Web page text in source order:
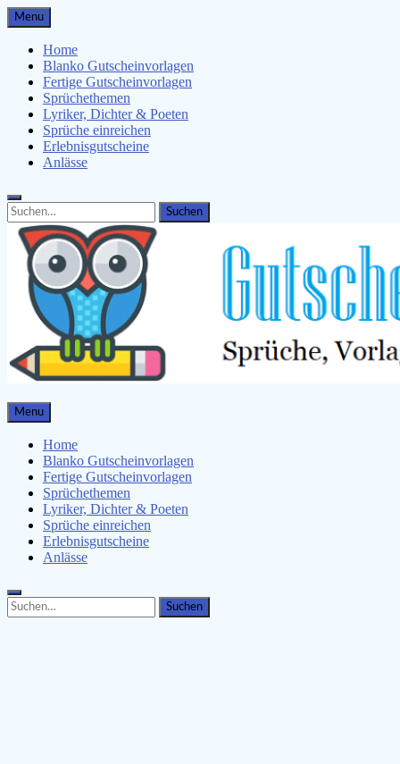
Skip
to
content
Menu
Home
Blanko Gutscheinvorlagen
Fertige Gutscheinvorlagen
Sprüchethemen
Lyriker, Dichter & Poeten
Sprüche einreichen
Erlebnisgutscheine
Anlässe
Search
for:
Search
Gutscheinspruch.de
Gutscheinsprüche & Gutscheinvorlagen finden
Menu
Home
Blanko Gutscheinvorlagen
Fertige Gutscheinvorlagen
Sprüchethemen
Lyriker, Dichter & Poeten
Sprüche einreichen
Erlebnisgutscheine
Anlässe
Search
for:
Search